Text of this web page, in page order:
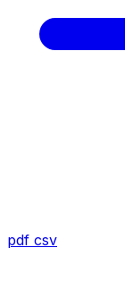
pdf csv